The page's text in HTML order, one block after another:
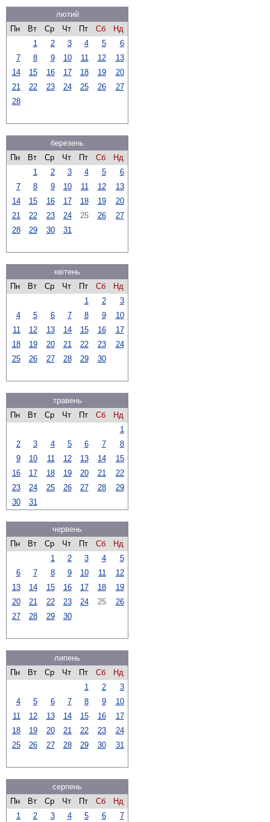
лютий
Пн
Вт Ср Чт Пт Сб
Нд
1
2 3 4 5
6
7
8 9 10 11 12
13
14
15 16 17 18 19
20
21
22 23 24 25 26
27
28
березень
Пн
Вт Ср Чт Пт Сб
Нд
1
2 3 4 5
6
7
8 9 10 11 12
13
14
15 16 17 18 19
20
21
22 23 24 25 26
27
28
29 30 31
квітень
Пн
Вт Ср Чт Пт Сб
Нд
1
2
3
4
5 6 7 8 9
10
11
12 13 14 15 16
17
18
19 20 21 22 23
24
25
26 27 28 29 30
травень
Пн
Вт Ср Чт Пт Сб
Нд
1
2
3 4 5 6 7
8
9
10 11 12 13 14
15
16
17 18 19 20 21
22
23
24 25 26 27 28
29
30
31
червень
Пн
Вт Ср Чт Пт Сб
Нд
1
2 3 4
5
6
7 8 9 10 11
12
13
14 15 16 17 18
19
20
21 22 23 24 25
26
27
28 29 30
липень
Пн
Вт Ср Чт Пт Сб
Нд
1
2
3
4
5 6 7 8 9
10
11
12 13 14 15 16
17
18
19 20 21 22 23
24
25
26 27 28 29 30 31
серпень
Пн
Вт Ср Чт Пт Сб
Нд
1
2 3 4 5 6
7